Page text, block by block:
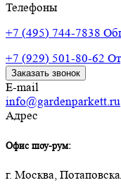
Телефоны
+7 (495) 744-7838
+7 (929) 501-80-62
Заказать звонок
E-mail
info@gardenparkett.ru
Адрес
Офис шоу-рум:
г. Москва,